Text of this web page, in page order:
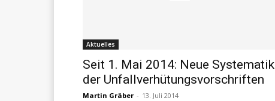
Aktuelles
Seit 1. Mai 2014: Neue Systematik
der Unfallverhütungsvorschriften
Martin Gräber - 13. Juli 2014